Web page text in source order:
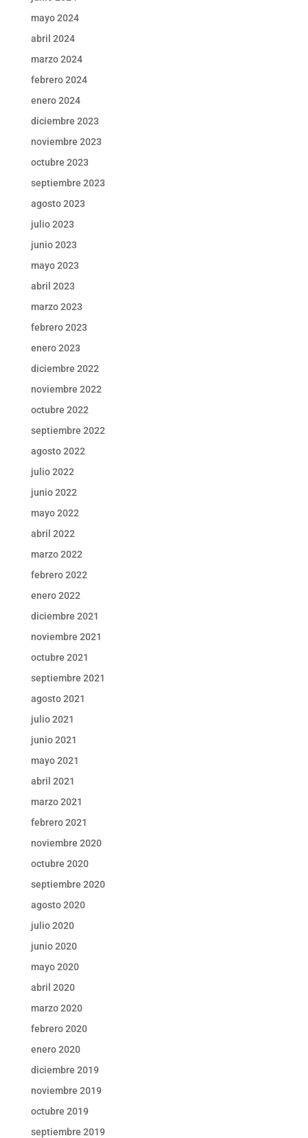
mayo 2024
abril 2024
marzo 2024
febrero 2024
enero 2024
diciembre 2023
noviembre 2023
octubre 2023
septiembre 2023
agosto 2023
julio 2023
junio 2023
mayo 2023
abril 2023
marzo 2023
febrero 2023
enero 2023
diciembre 2022
noviembre 2022
octubre 2022
septiembre 2022
agosto 2022
julio 2022
junio 2022
mayo 2022
abril 2022
marzo 2022
febrero 2022
enero 2022
diciembre 2021
noviembre 2021
octubre 2021
septiembre 2021
agosto 2021
julio 2021
junio 2021
mayo 2021
abril 2021
marzo 2021
febrero 2021
noviembre 2020
octubre 2020
septiembre 2020
agosto 2020
julio 2020
junio 2020
mayo 2020
abril 2020
marzo 2020
febrero 2020
enero 2020
diciembre 2019
noviembre 2019
octubre 2019
septiembre 2019